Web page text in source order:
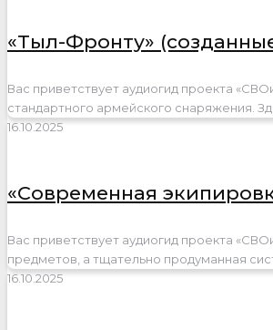
«Тыл-Фронту»
Вас приветствует аудиогид проекта
стандартного армейского снаряжения.
16.10.2025
«Современная
Вас приветствует аудиогид проекта
предметов, а тщательно продуманная
16.10.2025